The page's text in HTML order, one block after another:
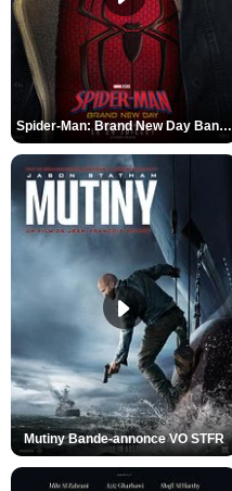
Spider-Man: Brand New Day Bande-annonce VO STFR
Mutiny Bande-annonce VO STFR